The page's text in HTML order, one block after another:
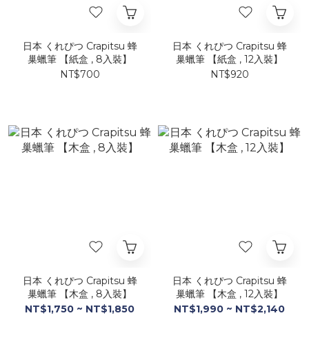
日本 くれぴつ Crapitsu 蜂
巢蠟筆 【紙盒 , 8入裝】
NT$700
日本 くれぴつ Crapitsu 蜂
巢蠟筆 【紙盒 , 12入裝】
NT$920
日本 くれぴつ Crapitsu 蜂
巢蠟筆 【木盒 , 8入裝】
NT$1,750 ~ NT$1,850
日本 くれぴつ Crapitsu 蜂
巢蠟筆 【木盒 , 12入裝】
NT$1,990 ~ NT$2,140